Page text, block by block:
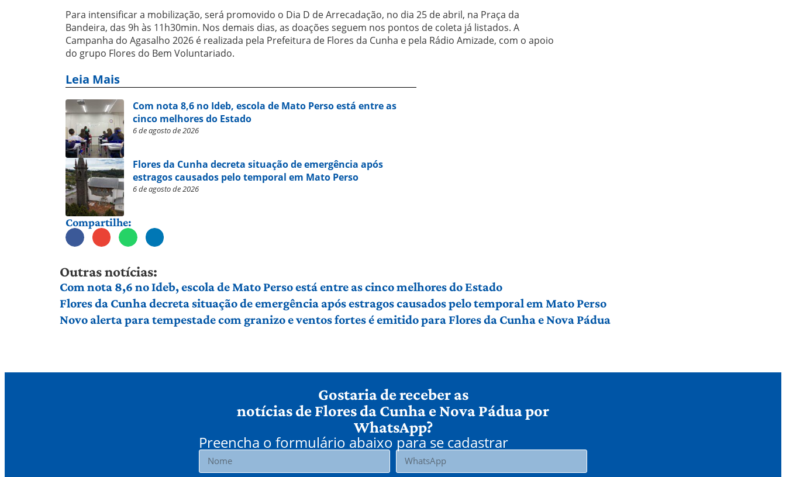
Para intensificar a mobilização, será promovido o Dia D de Arrecadação, no dia 25 de abril, na Praça da
Bandeira, das 9h às 11h30min. Nos demais dias, as doações seguem nos pontos de coleta já listados. A
Campanha do Agasalho 2026 é realizada pela Prefeitura de Flores da Cunha e pela Rádio Amizade, com o apoio
do grupo Flores do Bem Voluntariado.
Leia Mais
Com nota 8,6 no Ideb, escola de Mato Perso está entre as
cinco melhores do Estado
6 de agosto de 2026
Flores da Cunha decreta situação de emergência após
estragos causados pelo temporal em Mato Perso
6 de agosto de 2026
Compartilhe:
Outras notícias:
Com nota 8,6 no Ideb, escola de Mato Perso está entre as cinco melhores do Estado
Flores da Cunha decreta situação de emergência após estragos causados pelo temporal em Mato Perso
Novo alerta para tempestade com granizo e ventos fortes é emitido para Flores da Cunha e Nova Pádua
Gostaria de receber as
notícias de Flores da Cunha e Nova Pádua por
WhatsApp?
Preencha o formulário abaixo para se cadastrar